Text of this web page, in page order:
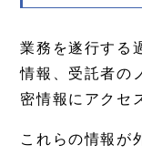
業務を遂行する
情報、受託者の
密情報にアクセ
これらの情報が